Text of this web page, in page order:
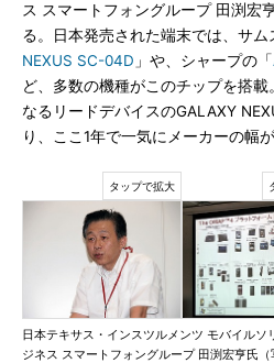
ス スマートフォングループ 田渕宏
る。日本発売された端末では、サム
NEXUS SC-04D 」や、シャープの「
ど、多数の機種がこのチップを搭載
なるリードデバイスのGALAXY
り、ここ1年で一気にメーカーの幅
日本テキサス・インスツルメンツ モバイルソ
ジネス スマートフォングループ 田渕宏亨氏（